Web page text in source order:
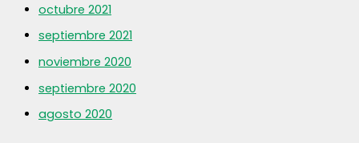
octubre 2021
septiembre 2021
noviembre 2020
septiembre 2020
agosto 2020